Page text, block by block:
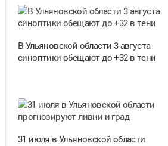
В Ульяновской области 3 августа
синоптики обещают до +32 в тени
31 июля в Ульяновской области